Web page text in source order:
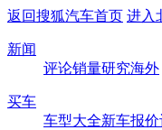
返回搜狐汽车首页 进入
新闻
评论销量研究海外
买车
车型大全新车报价